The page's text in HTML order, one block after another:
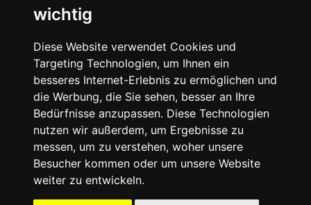
wichtig
Diese Website verwendet Cookies und
Targeting Technologien, um Ihnen ein
besseres Internet-Erlebnis zu ermöglichen und
die Werbung, die Sie sehen, besser an Ihre
Bedürfnisse anzupassen. Diese Technologien
nutzen wir außerdem, um Ergebnisse zu
messen, um zu verstehen, woher unsere
Besucher kommen oder um unsere Website
weiter zu entwickeln.
Instagram
Facebook
© 2024 SNEAKERᴰᴱ, All rights reserved.
Impressum Datenschutz